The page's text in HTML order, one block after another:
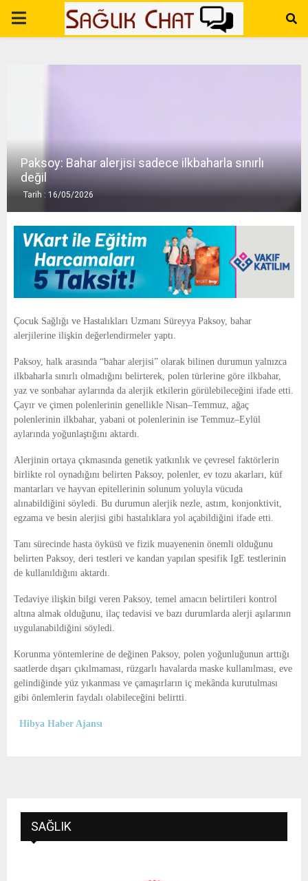
P
A
E
U
Paksoy: Bahar alerjisi sadece ilkbaharla sınırlı
değil
Tarih : 16/05/2026
Çocuk Sağlığı ve Hastalıkları Uzmanı Süreyya Paksoy, bahar
alerjilerine ilişkin değerlendirmeler yaptı.
Paksoy, halk arasında “bahar alerjisi” olarak bilinen durumun yalnızca
ilkbaharla sınırlı olmadığını belirterek, polen türlerine göre ilkbahar,
yaz ve sonbahar aylarında da alerjik etkilerin görülebileceğini ifade etti.
Çayır ve çimen polenlerinin genellikle Nisan–Temmuz, ağaç
polenlerinin ilkbahar, yabani ot polenlerinin ise Temmuz–Eylül
aylarında yoğunlaştığını aktardı.
Alerjinin ortaya çıkmasında genetik yatkınlık ve çevresel faktörlerin
birlikte rol oynadığını belirten Paksoy, polenler, ev tozu akarları, küf
mantarları ve hayvan epitellerinin solunum yoluyla vücuda
alınabildiğini söyledi. Bu durumun alerjik nezle, astım, konjonktivit,
egzama ve besin alerjisi gibi hastalıklara yol açabildiğini ifade etti.
Tanı sürecinde hasta öyküsü ve fizik muayenenin önemli olduğunu
belirten Paksoy, deri testleri ve kandan yapılan spesifik IgE testlerinin
de kullanıldığını aktardı.
Tedaviye ilişkin bilgi veren Paksoy, temel amacın belirtileri kontrol
altına almak olduğunu, ilaç tedavisi ve bazı durumlarda alerji aşılarının
uygulanabildiğini söyledi.
Korunma yöntemlerine de değinen Paksoy, polen yoğunluğunun arttığı
saatlerde dışarı çıkılmaması, rüzgarlı havalarda maske kullanılması, eve
gelindiğinde yüz yıkanması ve çamaşırların iç mekânda kurutulması
gibi önlemlerin faydalı olabileceğini belirtti.
Hibya Haber Ajansı
SAĞLIK